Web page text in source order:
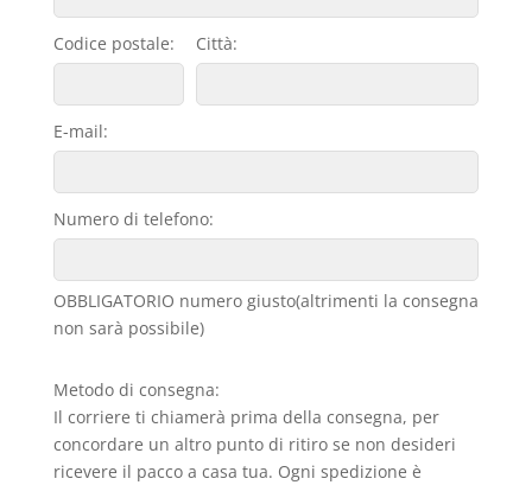
Codice postale: Città:
E-mail:
Numero di telefono:
OBBLIGATORIO numero giusto(altrimenti la consegna
non sarà possibile)
Metodo di consegna:
Il corriere ti chiamerà prima della consegna, per
concordare un altro punto di ritiro se non desideri
ricevere il pacco a casa tua. Ogni spedizione è